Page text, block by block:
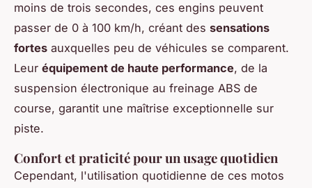
moins de trois secondes, ces engins peuvent
passer de 0 à 100 km/h, créant des sensations
fortes auxquelles peu de véhicules se comparent.
Leur équipement de haute performance, de la
suspension électronique au freinage ABS de
course, garantit une maîtrise exceptionnelle sur
piste.
Confort et praticité pour un usage quotidien
Cependant, l'utilisation quotidienne de ces motos